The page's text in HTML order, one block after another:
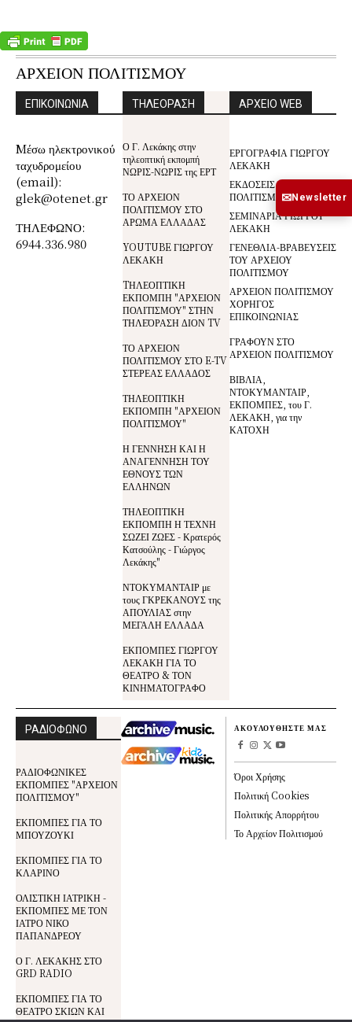
ΑΡΧΕΙΟΝ ΠΟΛΙΤΙΣΜΟΥ
ΕΠΙΚΟΙΝΩΝΙΑ
Mέσω ηλεκτρονικού
ταχυδρομείου
(email):
glek@otenet.gr
ΤΗΛΕΦΩΝΟ:
6944.336.980
ΤΗΛΕΟΡΑΣΗ
Ο Γ. Λεκάκης στην
τηλεοπτική εκπομπή
ΝΩΡΙΣ-ΝΩΡΙΣ της ΕΡΤ
ΤΟ ΑΡΧΕΙΟΝ
ΠΟΛΙΤΙΣΜΟΥ ΣΤΟ
ΑΡΩΜΑ ΕΛΛΑΔΑΣ
YOUTUBE ΓΙΩΡΓΟΥ
ΛΕΚΑΚΗ
TΗΛΕΟΠΤΙΚΗ
ΕΚΠΟΜΠΗ "ΑΡΧΕΙΟΝ
ΠΟΛΙΤΙΣΜΟΥ" ΣΤΗΝ
ΤΗΛΕΌΡΑΣΗ ΔΙΟΝ TV
ΤΟ ΑΡΧΕΙΟΝ
ΠΟΛΙΤΙΣΜΟΥ ΣΤΟ E-TV
ΣΤΕΡΕΑΣ ΕΛΛΑΔΟΣ
ΤΗΛΕΟΠΤΙΚΗ
ΕΚΠΟΜΠΗ "ΑΡΧΕΙΟΝ
ΠΟΛΙΤΙΣΜΟΥ"
Η ΓΕΝΝΗΣΗ ΚΑΙ Η
ΑΝΑΓΕΝΝΗΣΗ ΤΟΥ
ΕΘΝΟΥΣ ΤΩΝ
ΕΛΛΗΝΩΝ
ΤΗΛΕΟΠΤΙΚΗ
ΕΚΠΟΜΠΗ Η ΤΕΧΝΗ
ΣΩΖΕΙ ΖΩΕΣ - Κρατερός
Κατσούλης - Γιώργος
Λεκάκης"
ΝΤΟΚΥΜΑΝΤΑΙΡ με
τους ΓΚΡΕΚΑΝΟΥΣ της
ΑΠΟΥΛΙΑΣ στην
ΜΕΓΑΛΗ ΕΛΛΑΔΑ
ΕΚΠΟΜΠΕΣ ΓΙΩΡΓΟΥ
ΛΕΚΑΚΗ ΓΙΑ ΤΟ
ΘΕΑΤΡΟ & ΤΟΝ
ΚΙΝΗΜΑΤΟΓΡΑΦΟ
ΑΡΧΕΙΟ WEB
ΕΡΓΟΓΡΑΦΙΑ ΓΙΩΡΓΟΥ
ΛΕΚΑΚΗ
ΕΚΔΟΣΕΙΣ ΑΡΧΕΙΟΥ
ΠΟΛΙΤΙΣΜΟΥ
ΣΕΜΙΝΑΡΙΑ ΓΙΩΡΓΟΥ
ΛΕΚΑΚΗ
ΓΕΝΕΘΛΙΑ-ΒΡΑΒΕΥΣΕΙΣ
ΤΟΥ ΑΡΧΕΙΟΥ
ΠΟΛΙΤΙΣΜΟΥ
ΑΡΧΕΙΟΝ ΠΟΛΙΤΙΣΜΟΥ
ΧΟΡΗΓΟΣ
ΕΠΙΚΟΙΝΩΝΙΑΣ
ΓΡΑΦΟΥΝ ΣΤΟ
ΑΡΧΕΙΟΝ ΠΟΛΙΤΙΣΜΟΥ
ΒΙΒΛΙΑ,
ΝΤΟΚΥΜΑΝΤΑΙΡ,
ΕΚΠΟΜΠΕΣ, του Γ.
ΛΕΚΑΚΗ, για την
ΚΑΤΟΧΗ
ΡΑΔΙΟΦΩΝΟ
ΡΑΔΙΟΦΩΝΙΚΕΣ
ΕΚΠΟΜΠΕΣ "ΑΡΧΕΙΟΝ
ΠΟΛΙΤΙΣΜΟΥ"
ΕΚΠΟΜΠΕΣ ΓΙΑ ΤΟ
ΜΠΟΥΖΟΥΚΙ
ΕΚΠΟΜΠΕΣ ΓΙΑ ΤΟ
ΚΛΑΡΙΝΟ
ΟΛΙΣΤΙΚΗ ΙΑΤΡΙΚΗ -
ΕΚΠΟΜΠΕΣ ΜΕ ΤΟΝ
ΙΑΤΡΟ ΝΙΚΟ
ΠΑΠΑΝΔΡΕΟΥ
Ο Γ. ΛΕΚΑΚΗΣ ΣΤΟ
GRD RADIO
ΕΚΠΟΜΠΕΣ ΓΙΑ ΤΟ
ΘΕΑΤΡΟ ΣΚΙΩΝ ΚΑΙ
ΑΚΟΥΛΟΥΘΗΣΤΕ ΜΑΣ
Όροι Χρήσης
Πολιτική Cookies
Πολιτικής Απορρήτου
Το Αρχείον Πολιτισμού
✉Newsletter